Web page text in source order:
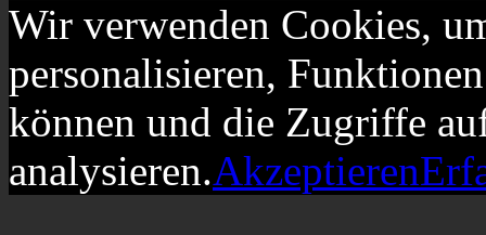
Wir verwenden Cookies,
personalisieren,
können und die Zugriffe
analysieren.Akzeptieren